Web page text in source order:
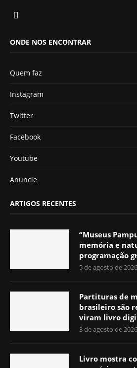
ONDE NOS ENCONTRAR
Quem faz
Instagram
Twitter
Facebook
Youtube
Anuncie
ARTIGOS RECENTES
“Museus
memória e
programação
5 de agosto de 2026
Partituras de
brasileiro são
viram livro
3 de agosto de 2026
Livro mostra